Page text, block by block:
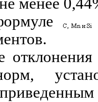
менее 0,44